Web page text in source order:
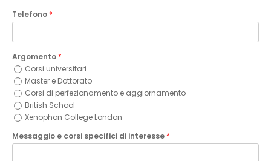
Telefono *
Argomento *
Corsi universitari
Master e Dottorato
Corsi di perfezionamento e aggiornamento
British School
Xenophon College London
Messaggio e corsi specifici di interesse *